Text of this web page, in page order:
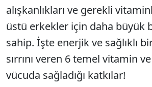
alışkanlıkları ve gerekli
üstü erkekler için daha büyük
sahip. İşte enerjik ve sağlıklı
sırrını veren 6 temel vitamin
vücuda sağladığı katkılar!